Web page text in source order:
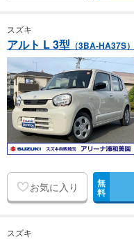
スズキ
アルト L 3型 （3BA-HA37S）
お気に入り 無
料
スズキ